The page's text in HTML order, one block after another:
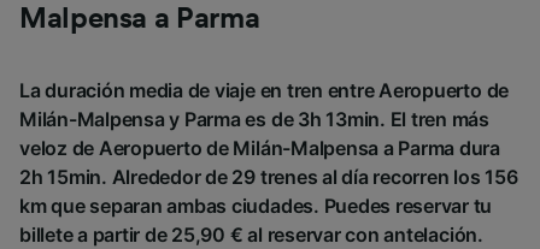
Malpensa a Parma
La duración media de viaje en tren entre Aeropuerto de
Milán-Malpensa y Parma es de 3h 13min. El tren más
veloz de Aeropuerto de Milán-Malpensa a Parma dura
2h 15min. Alrededor de 29 trenes al día recorren los 156
km que separan ambas ciudades. Puedes reservar tu
billete a partir de 25,90 € al reservar con antelación.